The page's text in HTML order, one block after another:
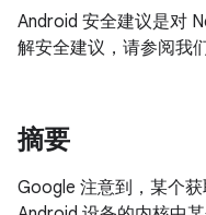
Android 安全建议是对
解安全建议，请参阅我
摘要
Google 注意到，某个